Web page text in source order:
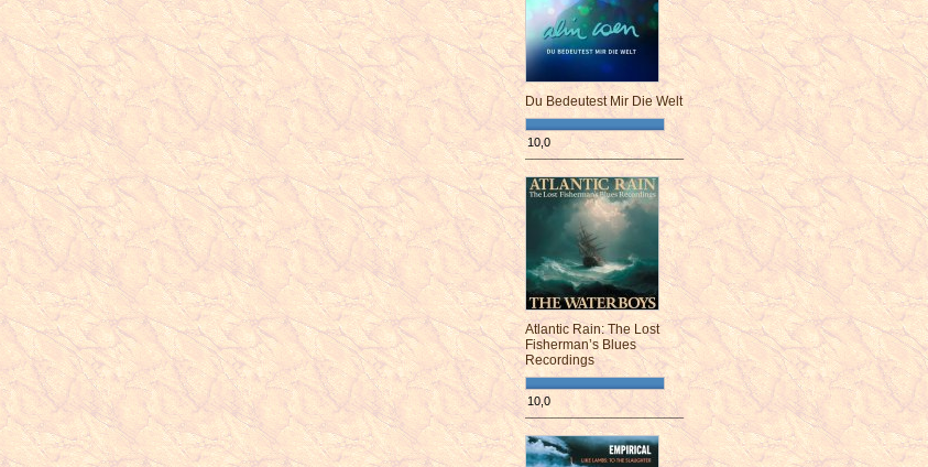
Du Bedeutest Mir Die Welt
10,0
¯¯¯¯¯¯¯¯¯¯¯¯¯¯¯¯¯¯¯¯¯¯¯¯
Atlantic Rain: The Lost
Fisherman’s Blues
Recordings
10,0
¯¯¯¯¯¯¯¯¯¯¯¯¯¯¯¯¯¯¯¯¯¯¯¯